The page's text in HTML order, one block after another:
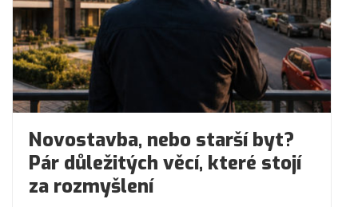
Novostavba, nebo starší byt?
Pár důležitých věcí, které stojí
za rozmyšlení